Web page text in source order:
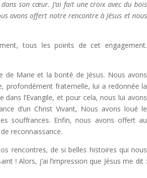
son cœur. J’ai fait une croix avec du bois
avons offert notre rencontre à Jésus et nous
tous les points de cet engagement.
de Marie et la bonté de Jésus. Nous avons
profondément fraternelle, lui a redonnée la
l’Evangile, et pour cela, nous lui avons
d’un Christ Vivant, Nous avons loué le
souffrances. Enfin, nous avons offert au
reconnaissance.
rencontres, de si belles histoires qui nous
! Alors, j’ai l’impression que Jésus me dit :